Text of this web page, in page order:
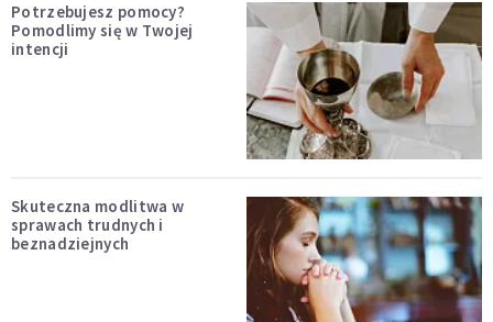
Potrzebujesz pomocy?
Pomodlimy się w Twojej
intencji
Skuteczna modlitwa w
sprawach trudnych i
beznadziejnych